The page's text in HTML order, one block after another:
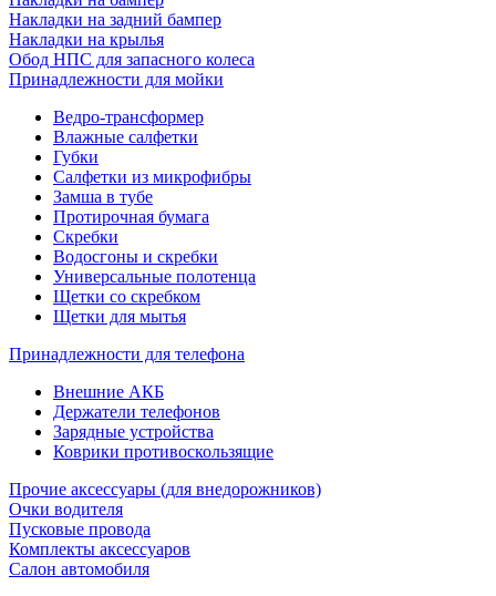
Накладки на задний бампер
Накладки на крылья
Обод НПС для запасного колеса
Принадлежности для мойки
Ведро-трансформер
Влажные салфетки
Губки
Салфетки из микрофибры
Замша в тубе
Протирочная бумага
Скребки
Водосгоны и скребки
Универсальные полотенца
Щетки со скребком
Щетки для мытья
Принадлежности для телефона
Внешние АКБ
Держатели телефонов
Зарядные устройства
Коврики противоскользящие
Прочие аксессуары (для внедорожников)
Очки водителя
Пусковые провода
Комплекты аксессуаров
Салон автомобиля